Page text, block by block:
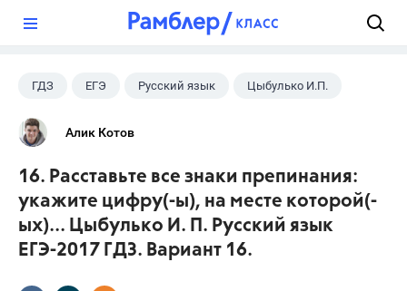
ГДЗ ЕГЭ Русский язык Цыбулько И.П.
Алик Котов
16. Расставьте все знаки препинания:
укажите цифру(-ы), на месте которой(-
ых)... Цыбулько И. П. Русский язык
ЕГЭ-2017 ГДЗ. Вариант 16.